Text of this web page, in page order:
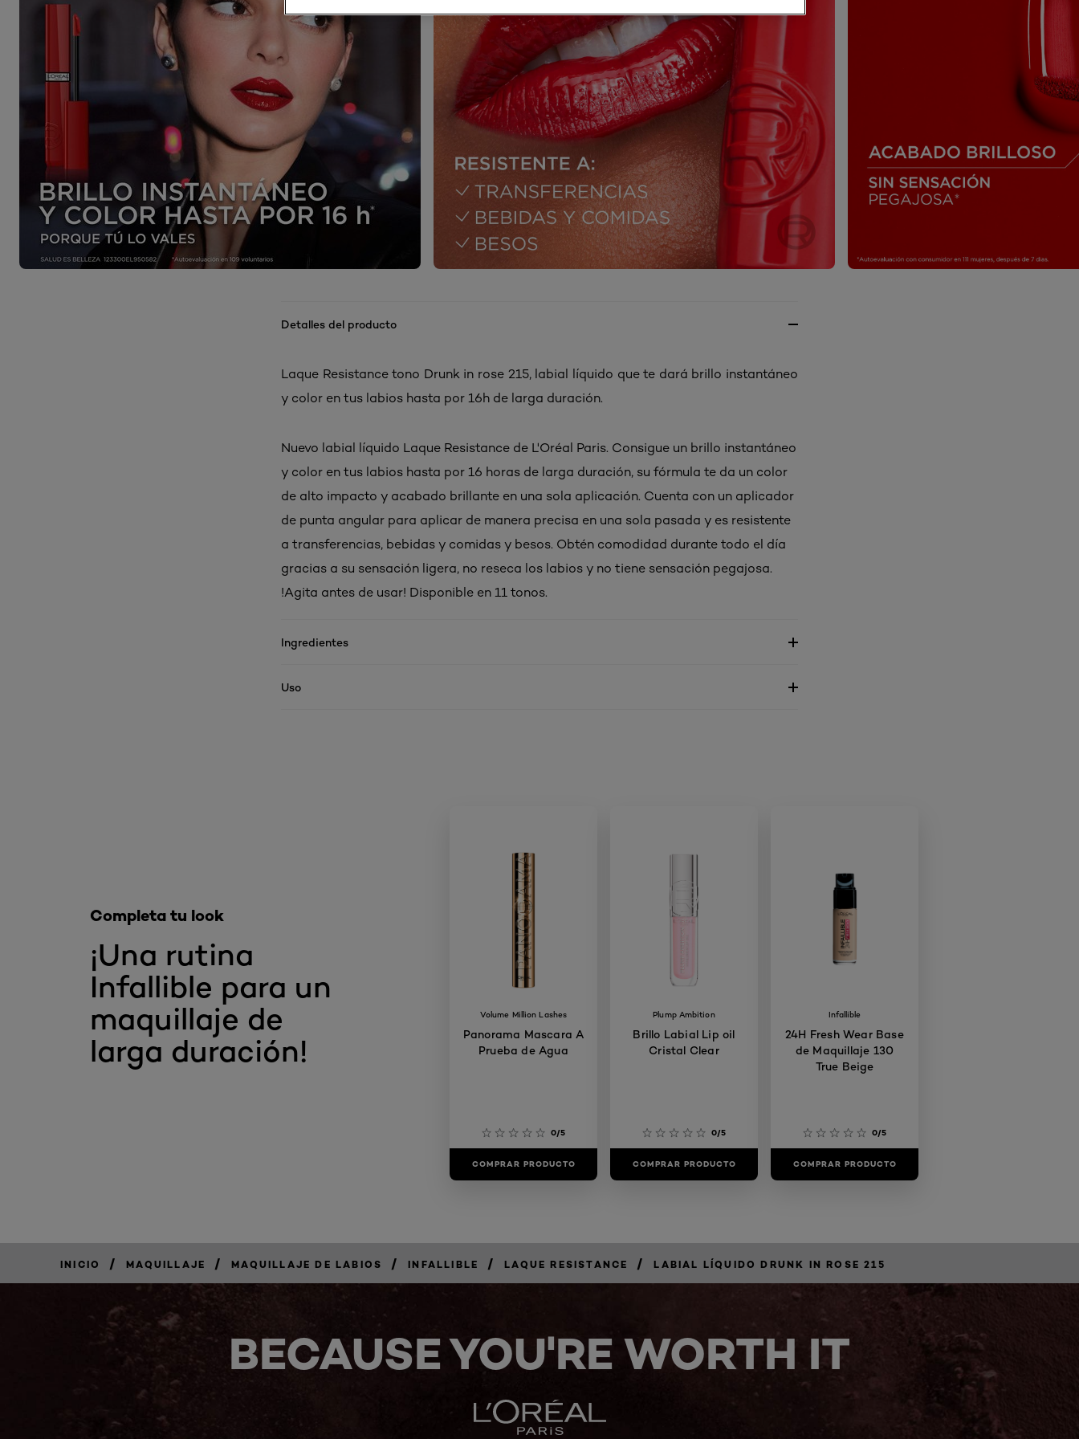
Detalles del producto
Laque Resistance tono Drunk in rose 215, labial líquido que te dará brillo instantáneo
y color en tus labios hasta por 16h de larga duración.
Nuevo labial líquido Laque Resistance de L'Oréal Paris. Consigue un brillo instantáneo
y color en tus labios hasta por 16 horas de larga duración, su fórmula te da un color
de alto impacto y acabado brillante en una sola aplicación. Cuenta con un aplicador
de punta angular para aplicar de manera precisa en una sola pasada y es resistente
a transferencias, bebidas y comidas y besos. Obtén comodidad durante todo el día
gracias a su sensación ligera, no reseca los labios y no tiene sensación pegajosa.
!Agita antes de usar! Disponible en 11 tonos.
Ingredientes
Uso
¡Una rutina
Infallible para un
maquillaje de
larga duración!
Completa tu look
Volume Million Lashes
Panorama Mascara A
Prueba de Agua
0/5
COMPRAR PRODUCTO
Plump Ambition
Brillo Labial Lip oil
Cristal Clear
0/5
COMPRAR PRODUCTO
Infallible
24H Fresh Wear Base
de Maquillaje 130
True Beige
0/5
COMPRAR PRODUCTO
INICIO / MAQUILLAJE / MAQUILLAJE DE LABIOS / INFALLIBLE / LAQUE RESISTANCE / LABIAL LÍQUIDO DRUNK IN ROSE 215
BECAUSE YOU'RE WORTH IT